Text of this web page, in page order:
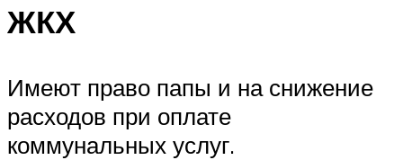
ЖКХ
Имеют право папы и на снижение
расходов при оплате
коммунальных услуг.